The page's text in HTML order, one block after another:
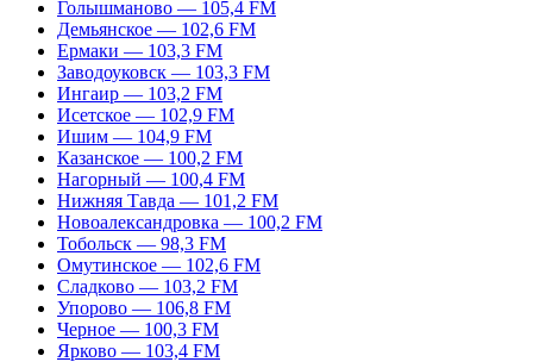
Голышманово — 105,4 FM
Демьянское — 102,6 FM
Ермаки — 103,3 FM
Заводоуковск — 103,3 FM
Ингаир — 103,2 FM
Исетское — 102,9 FM
Ишим — 104,9 FM
Казанское — 100,2 FM
Нагорный — 100,4 FM
Нижняя Тавда — 101,2 FM
Новоалександровка — 100,2 FM
Тобольск — 98,3 FM
Омутинское — 102,6 FM
Сладково — 103,2 FM
Упорово — 106,8 FM
Черное — 100,3 FM
Ярково — 103,4 FM